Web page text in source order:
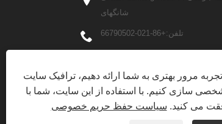
شانگهای
تلفن:+86-021-66790502
پست الکترونیک:Info@partech-
packing.com
فکس: +86-021-66790503
مرور بهتری به شما ارائه دهیم، ترافیک سایت
سازی کنیم. با استفاده از این سایت، شما با
می کنید. سیاست حفظ حریم خصوصی